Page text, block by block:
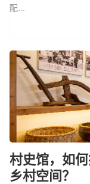
配...
村史馆，如
乡村空间？